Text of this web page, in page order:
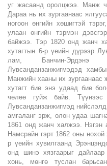
уг жасаанд оролцжээ. Манж
Дараа нь их зургаанаас
ногоон өнгийн хөшигтэй
улаан өнгийн тэрмэн
байжээ. Тэр 1820 онд жанч
хутагтын 6-р үеийн дүрээр
лам, Банчин-Эрдэнэ
Лувсанданзанжигмэдэд
Манжийн хааны их зургаанаас
хутагт бие энэ удаад бие
чөлөө гуйж байв.
Лувсанданзанжигмэд
амгаланг эрж, олон удаа
1861 онд жанч халжээ. Нэгэн
Намсрайн гэрт 1862 оны
р үеийн хувилгаанд
онд шинэ хязгаарыг
хонь, мөнгө туслан